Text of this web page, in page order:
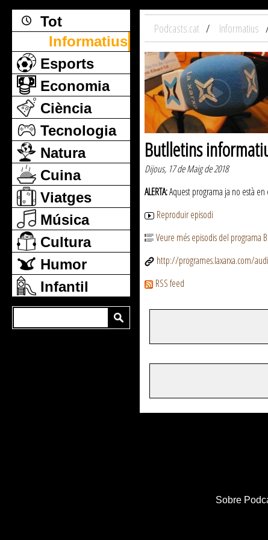
Tot
Informatius
Esports
Economia
Ciència
Tecnologia
Natura
Cuina
Viatges
Música
Cultura
Humor
Infantil
Podcasts.cat Informatius
Butlletins
Dijous, 17 de Maig de 2018
ALERTA:Aquest programa ja no està
Reproduir episodi
Veure més episodis del programa
http://programes.laxarxa.com/
RSS feed
Sobre